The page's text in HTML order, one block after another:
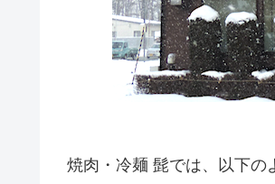
焼肉・冷麺 髭では、以下の